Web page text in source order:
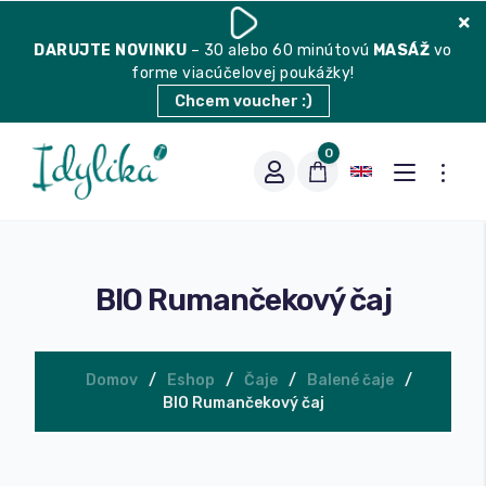
DARUJTE NOVINKU – 30 alebo 60 minútovú MASÁŽ vo
forme viacúčelovej poukážky!
Chcem voucher :)
0
BIO Rumančekový čaj
Domov Eshop Čaje
Balené čaje
BIO Rumančekový čaj